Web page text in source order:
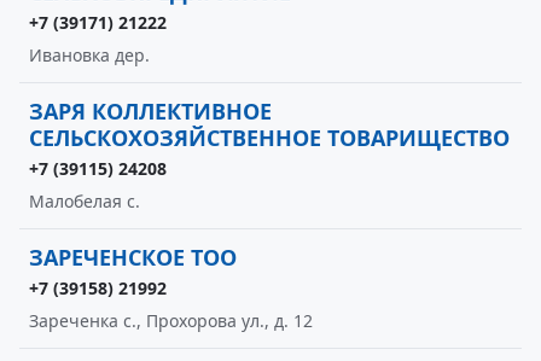
+7 (39171) 21222
Ивановка дер.
ЗАРЯ КОЛЛЕКТИВНОЕ
СЕЛЬСКОХОЗЯЙСТВЕННОЕ ТОВАРИЩЕСТВО
+7 (39115) 24208
Малобелая с.
ЗАРЕЧЕНСКОЕ ТОО
+7 (39158) 21992
Зареченка с., Прохорова ул., д. 12